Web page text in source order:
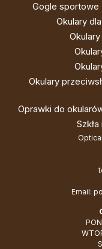
Gogle sportowe
Okulary
Okulary
Oprawki do
Email: